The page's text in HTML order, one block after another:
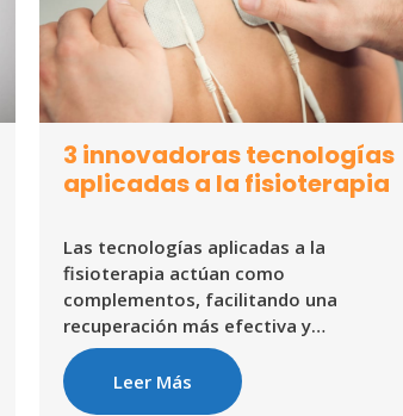
3 innovadoras tecnologías
aplicadas a la fisioterapia
Las tecnologías aplicadas a la
fisioterapia actúan como
complementos, facilitando una
recuperación más efectiva y…
Leer Más